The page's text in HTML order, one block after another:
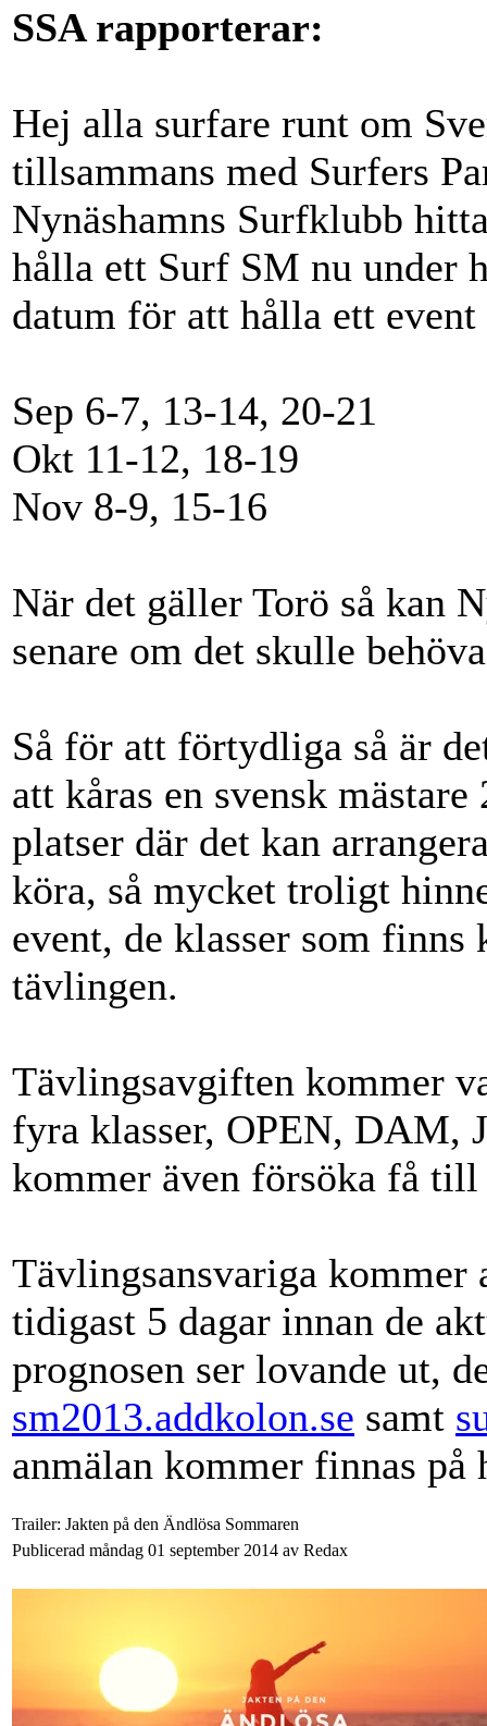
SSA rapporterar:
Hej alla surfare runt om
tillsammans med Surfers
Nynäshamns Surfklubb
hålla ett Surf SM nu under
datum för att hålla ett event
Sep 6-7, 13-14, 20-21
Okt 11-12, 18-19
Nov 8-9, 15-16
När det gäller Torö så kan
senare om det skulle
Så för att förtydliga så är
att kåras en svensk
platser där det kan
köra, så mycket troligt
event, de klasser som finns
tävlingen.
Tävlingsavgiften kommer
fyra klasser, OPEN, DAM,
kommer även försöka få till
Tävlingsansvariga kommer
tidigast 5 dagar innan de
prognosen ser lovande ut,
sm2013.addkolon.se samt
anmälan kommer finnas på
Trailer: Jakten på den Ändlösa Sommaren
Publicerad måndag 01 september 2014 av Redax